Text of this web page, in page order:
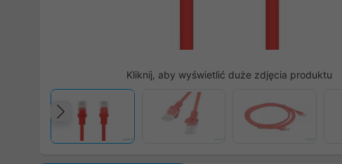
Kliknij, aby wyświetlić duże zdjęcia produktu
Poprzedni